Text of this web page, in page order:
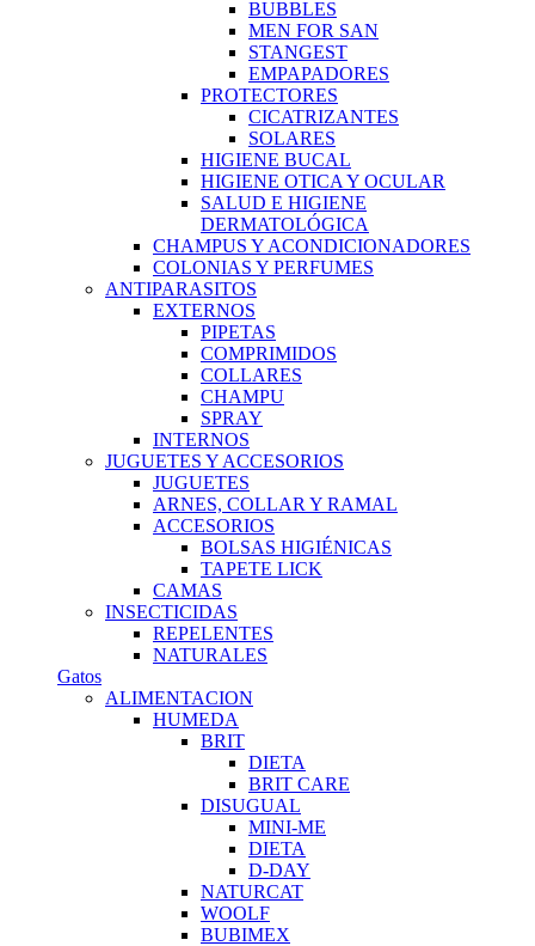
BUBBLES
MEN FOR SAN
STANGEST
EMPAPADORES
PROTECTORES
CICATRIZANTES
SOLARES
HIGIENE BUCAL
HIGIENE OTICA Y OCULAR
SALUD E HIGIENE
DERMATOLÓGICA
CHAMPUS Y ACONDICIONADORES
COLONIAS Y PERFUMES
ANTIPARASITOS
EXTERNOS
PIPETAS
COMPRIMIDOS
COLLARES
CHAMPU
SPRAY
INTERNOS
JUGUETES Y ACCESORIOS
JUGUETES
ARNES, COLLAR Y RAMAL
ACCESORIOS
BOLSAS HIGIÉNICAS
TAPETE LICK
CAMAS
INSECTICIDAS
REPELENTES
NATURALES
Gatos
ALIMENTACION
HUMEDA
BRIT
DIETA
BRIT CARE
DISUGUAL
MINI-ME
DIETA
D-DAY
NATURCAT
WOOLF
BUBIMEX